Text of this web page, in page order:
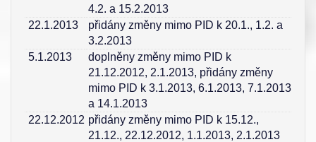
4.2. a 15.2.2013
22.1.2013
přidány změny mimo PID k 20.1., 1.2. a
3.2.2013
5.1.2013
doplněny změny mimo PID k
21.12.2012, 2.1.2013, přidány změny
mimo PID k 3.1.2013, 6.1.2013, 7.1.2013
a 14.1.2013
22.12.2012 přidány změny mimo PID k 15.12.,
21.12., 22.12.2012, 1.1.2013, 2.1.2013